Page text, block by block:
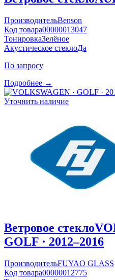
ПроизводительBenson
Код товара00000013047
ТонировкаЗелёное
Акустическое стеклоДа
По запросу
Подробнее →
Уточнить наличие
Ветровое стекло
GOLF · 2012–2016
ПроизводительFUYAO GLASS
Код товара00000012775